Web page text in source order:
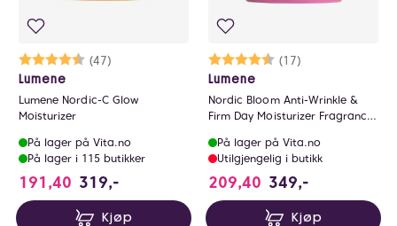
Karakter:
(47)
4.7 av 5 mulige
Lumene
Lumene Nordic-C Glow
Moisturizer
På lager på Vita.no
På lager i 115 butikker
191,40 319,-
Kjøp
Karakter:
(17)
4.6 av 5 mulige
Lumene
Nordic Bloom Anti-Wrinkle &
Firm Day Moisturizer Fragrance
På lager på Vita.no
Utilgjengelig i butikk
209,40 349,-
Kjøp